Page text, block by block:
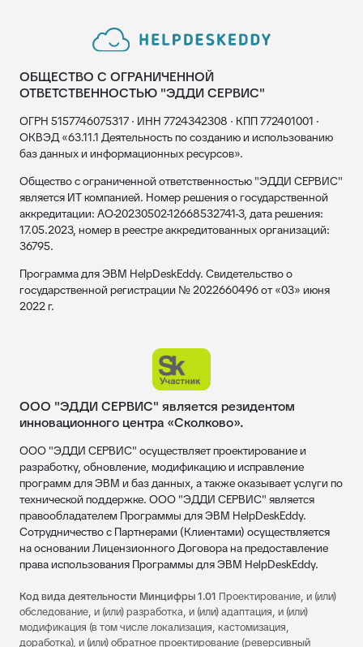
ОБЩЕСТВО С ОГРАНИЧЕННОЙ
ОТВЕТСТВЕННОСТЬЮ "ЭДДИ СЕРВИС"
ОГРН 5157746075317 · ИНН 7724342308 · КПП 772401001 ·
ОКВЭД «63.11.1 Деятельность по созданию и использованию
баз данных и информационных ресурсов».
Общество с ограниченной ответственностью "ЭДДИ СЕРВИС"
является ИТ компанией. Номер решения о государственной
аккредитации: АО-20230502-12668532741-3, дата решения:
17.05.2023, номер в реестре аккредитованных организаций:
36795.
Программа для ЭВМ HelpDeskEddy. Свидетельство о
государственной регистрации № 2022660496 от «03» июня
2022 г.
ООО "ЭДДИ СЕРВИС" является резидентом
инновационного центра «Сколково».
ООО "ЭДДИ СЕРВИС" осуществляет проектирование и
разработку, обновление, модификацию и исправление
программ для ЭВМ и баз данных, а также оказывает услуги по
технической поддержке. ООО "ЭДДИ СЕРВИС" является
правообладателем Программы для ЭВМ HelpDeskEddy.
Сотрудничество с Партнерами (Клиентами) осуществляется
на основании Лицензионного Договора на предоставление
права использования Программы для ЭВМ HelpDeskEddy.
Код вида деятельности Минцифры 1.01 Проектирование, и (или)
обследование, и (или) разработка, и (или) адаптация, и (или)
модификация (в том числе локализация, кастомизация,
доработка), и (или) обратное проектирование (реверсивный